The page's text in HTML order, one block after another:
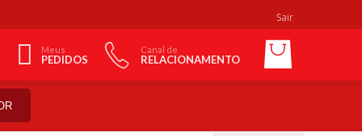
Sair
Meus
PEDIDOS
Canal de
RELACIONAMENTO